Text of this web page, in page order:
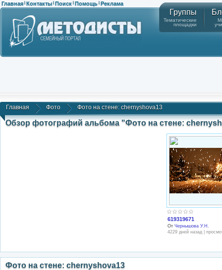
Главная | Контакты | Поиск | Помощь | Реклама
Группы
Тематические
площадки
Главная Фото Фото на стене: chernyshova13
Обзор фотографий альбома "Фото на стене:
619319671
От Чернышова У.Н.
4229 дней назад |
Фото на стене: chernyshova13